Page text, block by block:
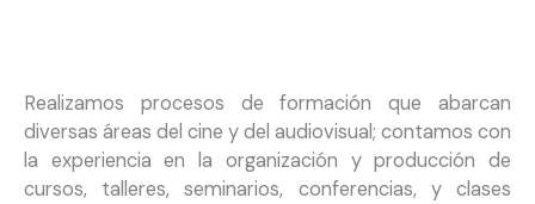
Realizamos procesos de formación que abarcan
diversas áreas del cine y del audiovisual; contamos con
la experiencia en la organización y producción de
cursos, talleres, seminarios, conferencias, y clases